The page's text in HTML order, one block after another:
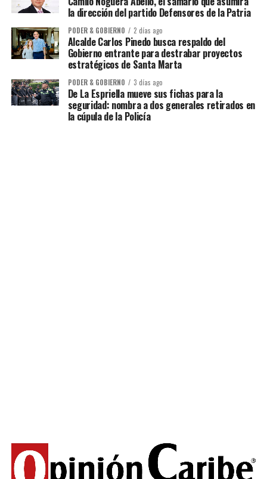
la dirección del partido Defensores de la Patria
PODER & GOBIERNO 2 días ago
Alcalde Carlos Pinedo busca respaldo del
Gobierno entrante para destrabar proyectos
estratégicos de Santa Marta
PODER & GOBIERNO 3 días ago
De La Espriella mueve sus fichas para la
seguridad: nombra a dos generales retirados en
la cúpula de la Policía